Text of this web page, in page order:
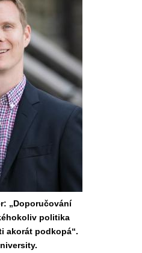
„Doporučování
politika
akorát podkopá“.